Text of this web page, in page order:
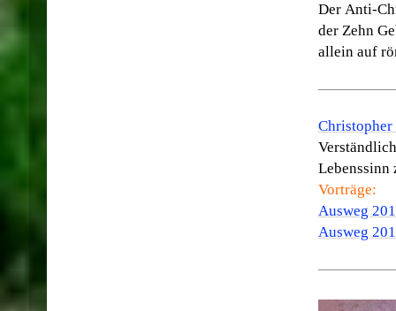
Der Anti-
der Zehn
allein auf
Christopher
Lebenssinn
Vorträge:
Ausweg
Ausweg